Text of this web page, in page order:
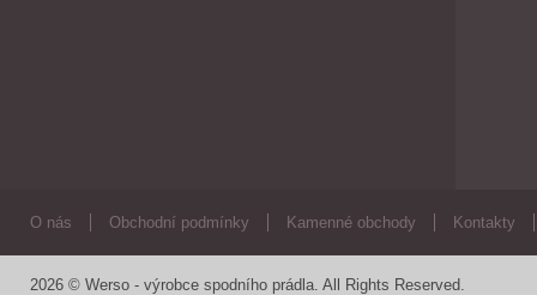
O nás Obchodní podmínky Kamenné obchody Kontakty
2026 © Werso - výrobce spodního prádla. All Rights Reserved.